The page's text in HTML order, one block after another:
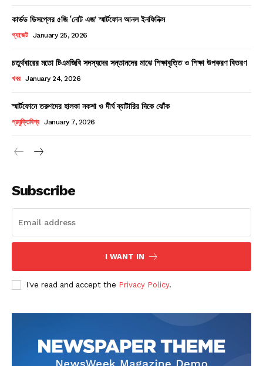
Champs21
Company
About
Contact us
My account
কার্ভড ডিসপ্লের ৫জি ‘নোট এজ’ স্মার্টফোন আনল ইনফিনিক্স
গ্যাজেট January 25, 2026
চতুর্থবারের মতো টিএমজিবি সদস্যদের সন্তানদের মাঝে শিক্ষাবৃত্তি ও শিক্ষা উপকরণ বিতরণ
খবর January 24, 2026
স্মার্টফোনে তরুণদের হালকা নকশা ও দীর্ঘ ব্যাটারির দিকে ঝোঁক
প্রযুক্তিবিশ্ব January 7, 2026
Subscribe
I WANT IN
I've read and accept the Privacy Policy.